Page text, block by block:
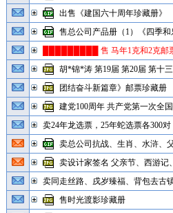
出售《建国六十周年珍藏册》
售总公司产品册（1）《四季
█████████ 售 马年1克和2克邮
胡*锦*涛 第19届 第20届 第十
团结奋斗新篇章》邮票珍藏册
建党100周年 共产党第一次全
卖24年龙选票，25年蛇选票各300对
卖总公司抗战、生肖、水浒、
卖设计家签名 父亲节、西游记
卖同走丝路、戌岁臻福、背包去古
售时光渡影珍藏册